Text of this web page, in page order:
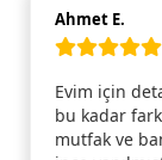
Ahmet E.
Evim için
bu kadar
mutfak ve